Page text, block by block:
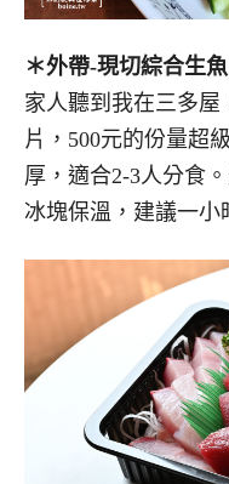
＊外帶-現切綜合生
家人聽到我在三多屋
片，500元的份量超
厚，適合2-3人分食
冰塊保溫，建議一小